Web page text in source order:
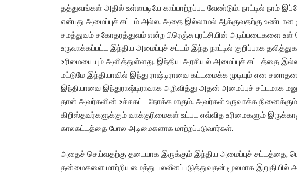
தத்துவங்கள் அதில் உள்ளபடியே காப்பாற்றப்பட வேண்டும். நாட்டில் நாம்
என்பது அமைப்புச் சட்டம் அல்ல, அதை இல்லாமல் ஆக்குவதற்கு உண்டான
சமத்துவம் சகோதரத்துவம் என்ற பிரெஞ்சு புரட்சியின்
உருவாக்கப்பட்ட இந்திய அமைப்புச் சட்டம் இந்த நாட்டில் குறிப்பாக
உரிமையையும் அளித்துள்ளது. இந்திய அரசியல் அமைப்புச் சட்டத்தை
மட்டுமே இந்தியாவில் இந்து ராஷ்டிராவை கட்டமைக்க முடியும் என சனாதன
இந்தியாவை இந்துராஷ்டிராவாக அறிவித்து அதன் அமைப்புச் சட்டமாக
தான் அவர்களின் உச்சகட்ட நோக்கமாகும். அவர்கள் உருவாக்க
கிறிஸ்தவர்களுக்கும் வாக்குரிமைகள் உட்பட எவ்வித உரிமைகளும்
காலகட்டத்தை போல அடிமைகளாக மாற்றப்படுவார்கள்.
அதைச் செய்வதற்கு தடையாக இருக்கும் இந்திய அமைப்புச் சட்டத்தை,
தன்மைகளை மாற்றியமைத்து பலவீனப்படுத்துவதன் மூலமாக இறுதியில்